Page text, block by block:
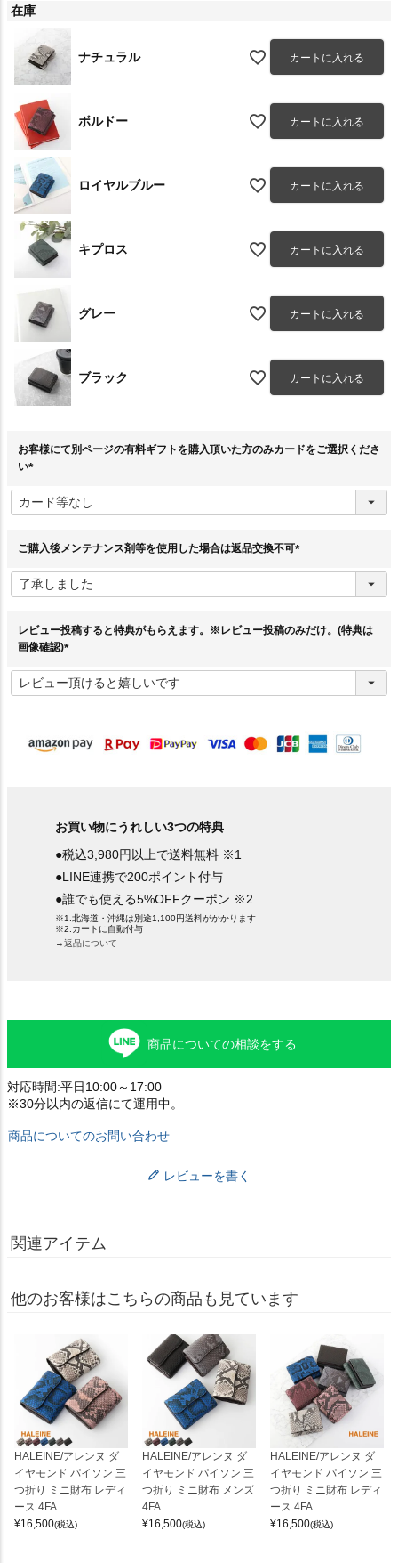
在庫
ナチュラル カートに入れる
ボルドー カートに入れる
ロイヤルブルー カートに入れる
キプロス カートに入れる
グレー カートに入れる
ブラック カートに入れる
お客様にて別ページの有料ギフトを購入頂いた方のみカードをご選択くださ
い
必
須
ご購入後メンテナンス剤等を使用した場合は返品交換不可
須
レビュー投稿すると特典がもらえます。※レビュー投稿のみだけ。(特典は
画像確認)
必
須
お買い物にうれしい3つの特典
●税込3,980円以上で送料無料 ※1
●LINE連携で200ポイント付与
●誰でも使える5%OFFクーポン ※2
※1.北海道・沖縄は別途1,100円送料がかかります
※2.カートに自動付与
→返品について
商品についての相談をする
対応時間:平日10:00～17:00
※30分以内の返信にて運用中。
商品についてのお問い合わせ
レビューを書く
関連アイテム
他のお客様はこちらの商品も見ています
HALEINE/アレンヌ ダ
イヤモンド パイソン 三
つ折り ミニ財布 レディ
ース 4FA
¥16,500(税込)
HALEINE/アレンヌ ダ
イヤモンド パイソン 三
つ折り ミニ財布 メンズ
4FA
¥16,500(税込)
HALEINE/アレンヌ ダ
イヤモンド パイソン 三
つ折り ミニ財布 レディ
ース 4FA
¥16,500(税込)